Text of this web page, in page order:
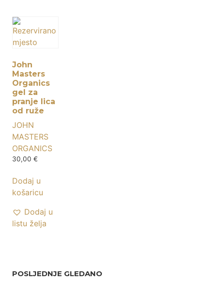
John
Masters
Organics
gel za
pranje lica
od ruže
JOHN
MASTERS
ORGANICS
30,00 €
Dodaj u
košaricu
Dodaj u
listu želja
POSLJEDNJE GLEDANO